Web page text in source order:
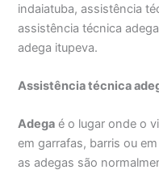
indaiatuba, assistência
assistência técnica
adega itupeva.
Assistência técnica
Adega é o lugar onde o
em garrafas, barris ou
as adegas são